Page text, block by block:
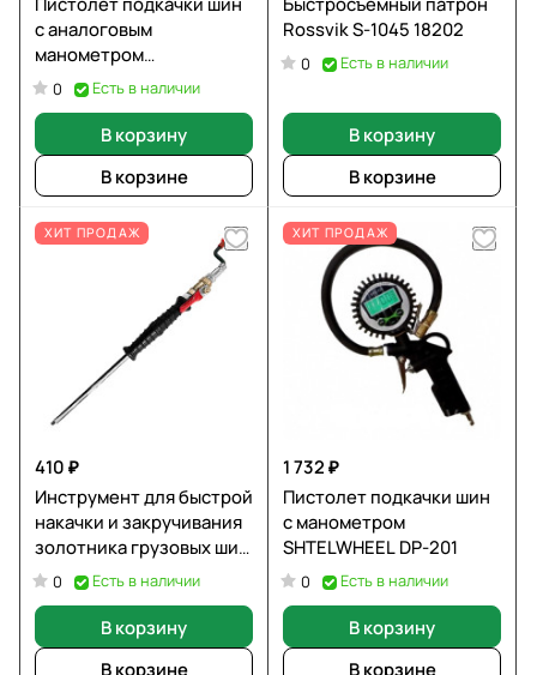
с аналоговым
манометром
WIEDERKRAFT WDK-29110
0 Есть в наличии
В корзину
В корзине
Rossvik S-1045 18202
0 Есть в наличии
В корзину
В корзине
ХИТ ПРОДАЖ
410 ₽
Инструмент для быстрой
накачки и закручивания
золотника грузовых шин
SHTELWHEEL ST-005G
0 Есть в наличии
В корзину
В корзине
ХИТ ПРОДАЖ
1 732 ₽
Пистолет подкачки шин
с манометром
SHTELWHEEL DP-201
0 Есть в наличии
В корзину
В корзине